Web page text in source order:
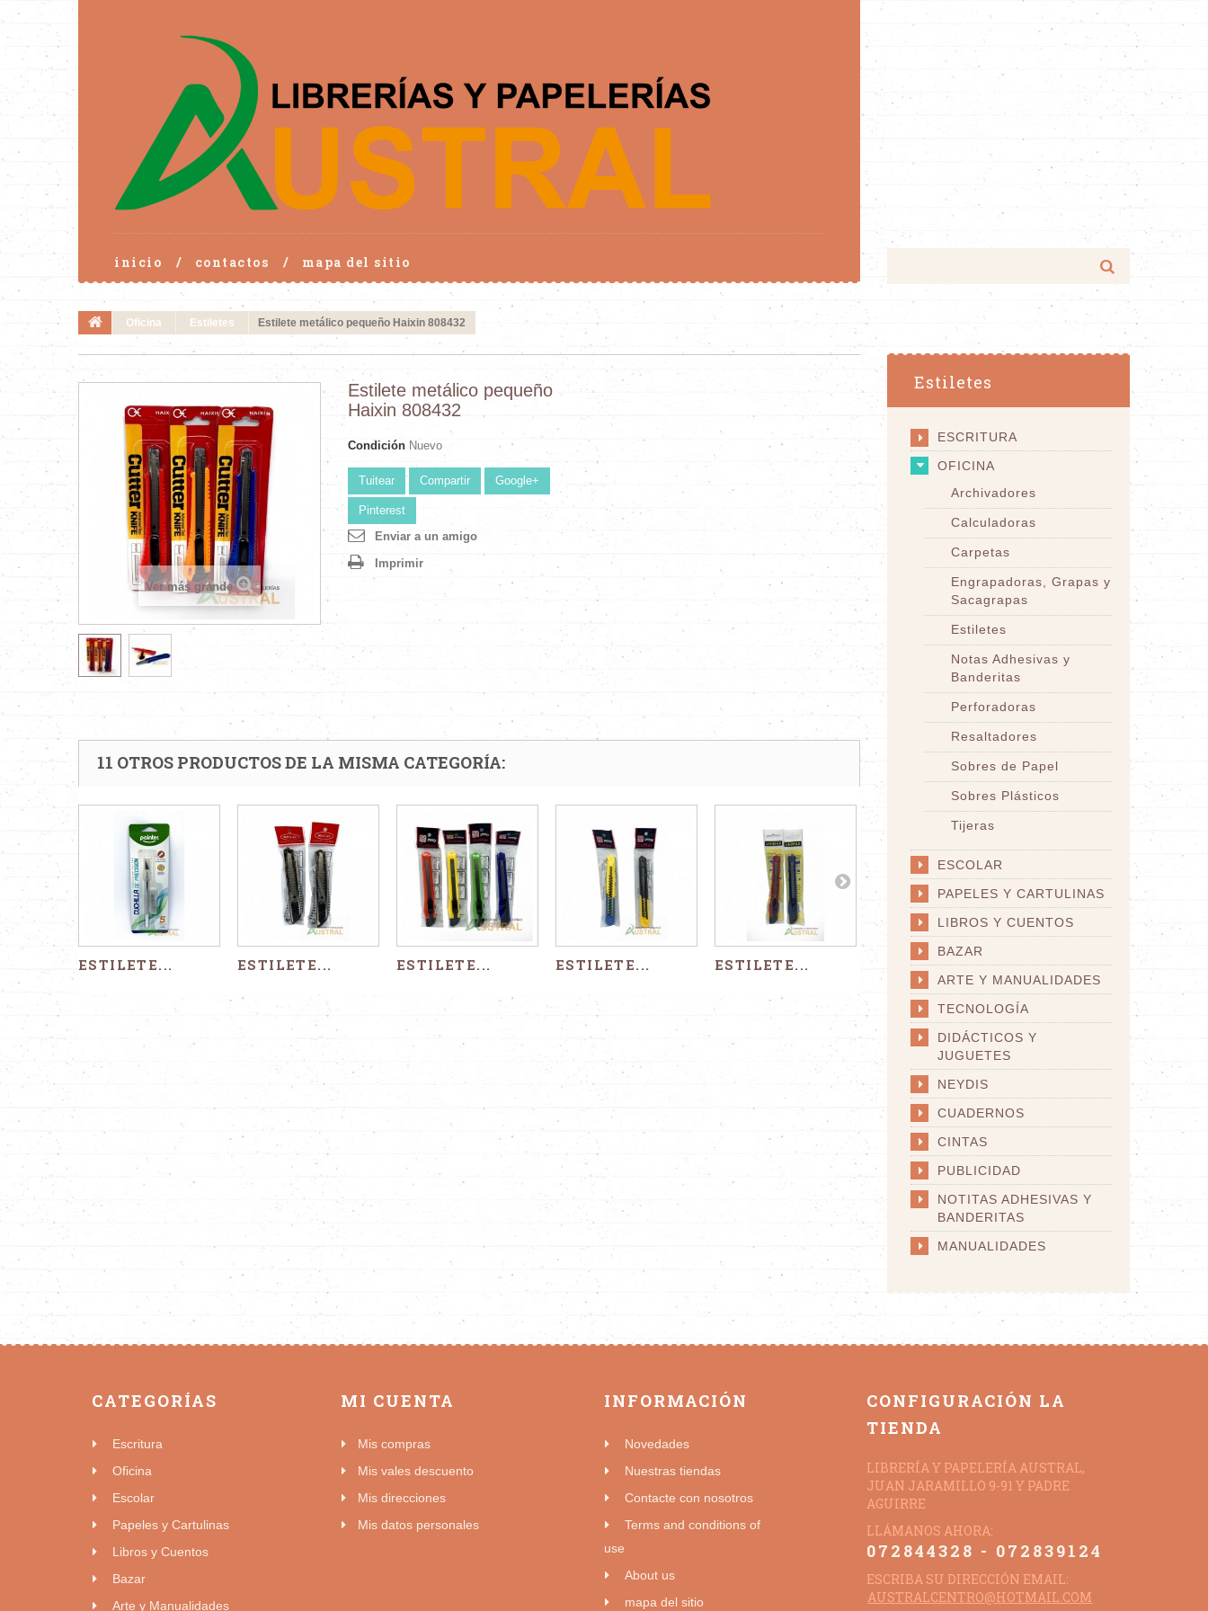
inicio contactos mapa del sitio
Oficina Estiletes Estilete metálico pequeño Haixin 808432
Ver más grande
Estilete metálico pequeño
Haixin 808432
Condición Nuevo
Tuitear Compartir Google+
Pinterest
Enviar a un amigo
Imprimir
11 OTROS PRODUCTOS DE LA MISMA CATEGORÍA:
ESTILETE... ESTILETE... ESTILETE... ESTILETE... ESTILETE... ESTILETE... ESTILETE...
Estiletes
ESCRITURA
OFICINA
Archivadores
Calculadoras
Carpetas
Engrapadoras, Grapas y
Sacagrapas
Estiletes
Notas Adhesivas y
Banderitas
Perforadoras
Resaltadores
Sobres de Papel
Sobres Plásticos
Tijeras
ESCOLAR
PAPELES Y CARTULINAS
LIBROS Y CUENTOS
BAZAR
ARTE Y MANUALIDADES
TECNOLOGÍA
DIDÁCTICOS Y
JUGUETES
NEYDIS
CUADERNOS
CINTAS
PUBLICIDAD
NOTITAS ADHESIVAS Y
BANDERITAS
MANUALIDADES
CATEGORÍAS
Escritura
Oficina
Escolar
Papeles y Cartulinas
Libros y Cuentos
Bazar
Arte y Manualidades
MI CUENTA
Mis compras
Mis vales descuento
Mis direcciones
Mis datos personales
INFORMACIÓN
Novedades
Nuestras tiendas
Contacte con nosotros
Terms and conditions of
use
About us
mapa del sitio
CONFIGURACIÓN LA
TIENDA
LIBRERÍA Y PAPELERÍA AUSTRAL,
JUAN JARAMILLO 9-91 Y PADRE
AGUIRRE
LLÁMANOS AHORA:
072844328 - 072839124
ESCRIBA SU DIRECCIÓN EMAIL:
AUSTRALCENTRO@HOTMAIL.COM